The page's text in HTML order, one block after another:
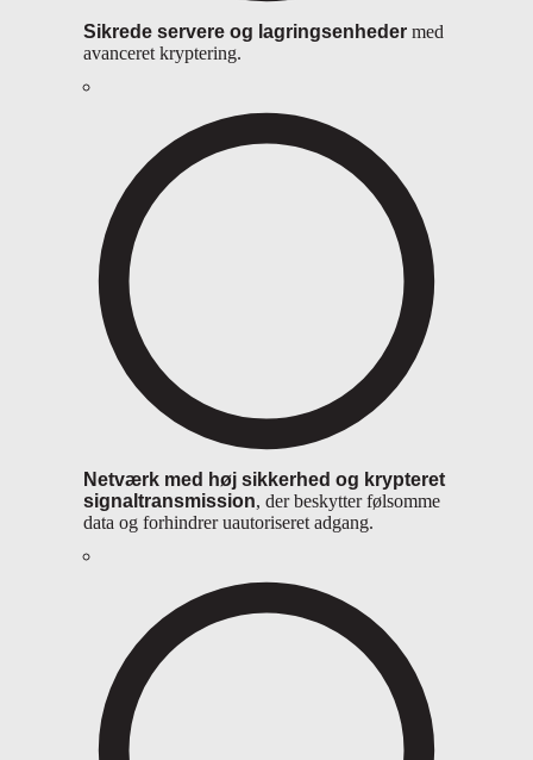
Sikrede servere og lagringsenheder med
avanceret kryptering.
Netværk med høj sikkerhed og krypteret
signaltransmission, der beskytter følsomme
data og forhindrer uautoriseret adgang.